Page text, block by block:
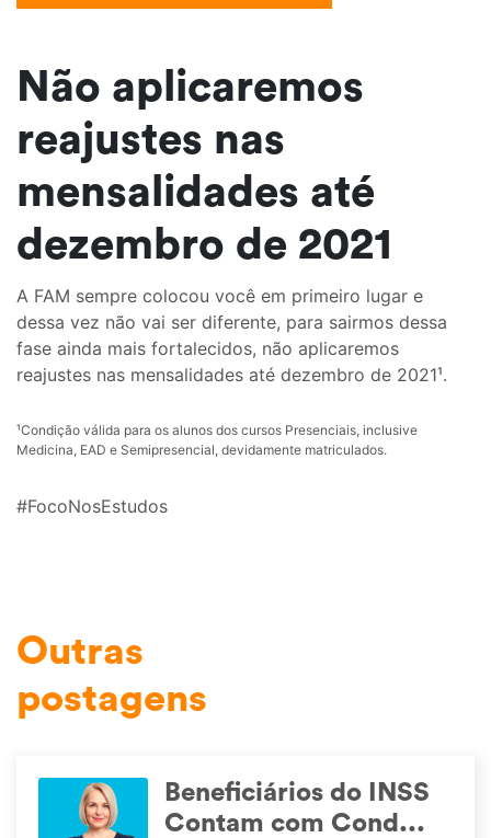
Não aplicaremos
reajustes nas
mensalidades até
dezembro de 2021
A FAM sempre colocou você em primeiro lugar e
dessa vez não vai ser diferente, para sairmos dessa
fase ainda mais fortalecidos, não aplicaremos
reajustes nas mensalidades até dezembro de 2021¹.
¹Condição válida para os alunos dos cursos Presenciais, inclusive
Medicina, EAD e Semipresencial, devidamente matriculados.
#FocoNosEstudos
Outras
postagens
Beneficiários do INSS
Contam com Cond...